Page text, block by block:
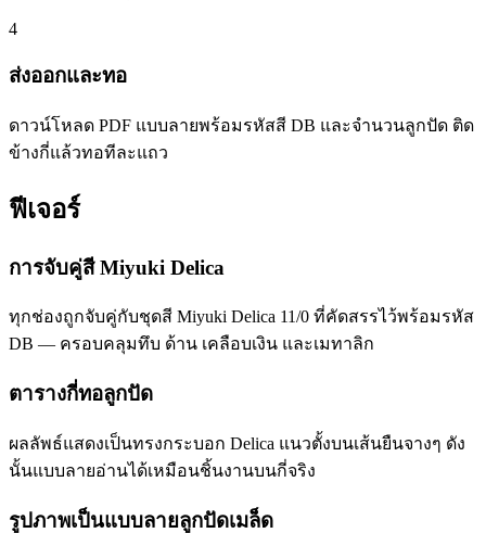
4
ส่งออกและทอ
ดาวน์โหลด PDF แบบลายพร้อมรหัสสี DB และจำนวนลูกปัด ติด
ข้างกี่แล้วทอทีละแถว
ฟีเจอร์
การจับคู่สี Miyuki Delica
ทุกช่องถูกจับคู่กับชุดสี Miyuki Delica 11/0 ที่คัดสรรไว้พร้อมรหัส
DB — ครอบคลุมทึบ ด้าน เคลือบเงิน และเมทาลิก
ตารางกี่ทอลูกปัด
ผลลัพธ์แสดงเป็นทรงกระบอก Delica แนวตั้งบนเส้นยืนจางๆ ดัง
นั้นแบบลายอ่านได้เหมือนชิ้นงานบนกี่จริง
รูปภาพเป็นแบบลายลูกปัดเมล็ด